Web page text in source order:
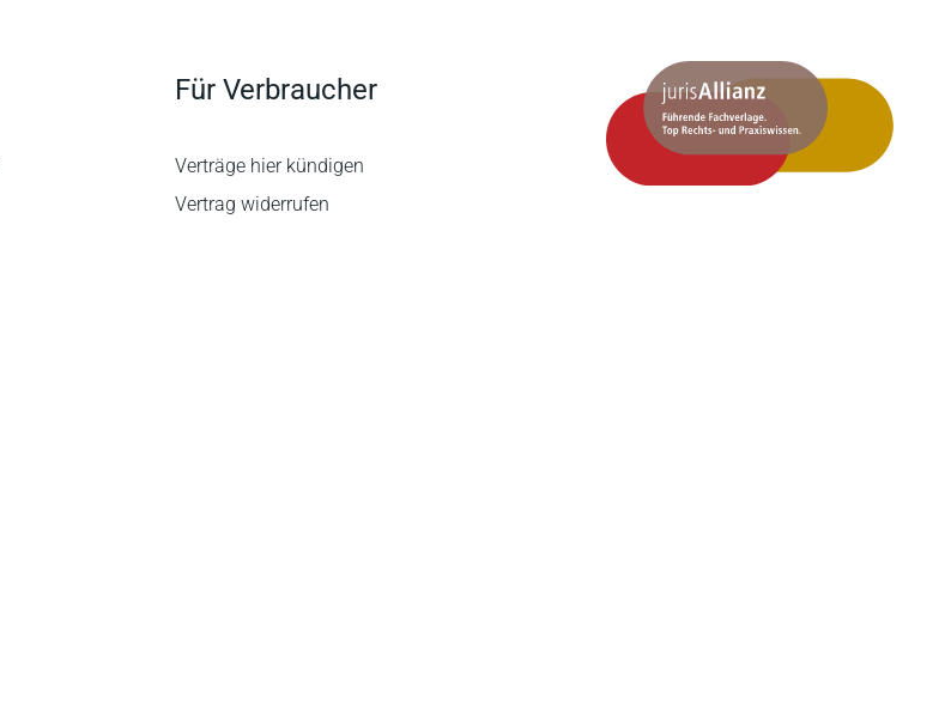
Für Verbraucher
Verträge hier kündigen
Vertrag widerrufen